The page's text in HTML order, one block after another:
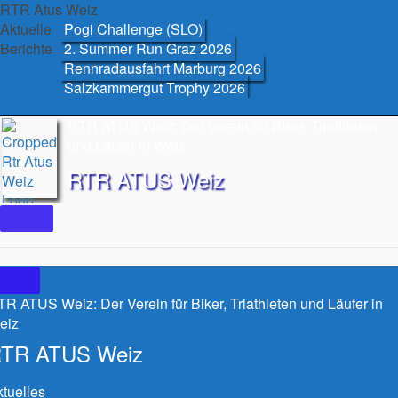
Skip
to
content
RTR Atus Weiz
Aktuelle
Berichte
Pogi Challenge (SLO)
2. Summer Run Graz 2026
Rennradausfahrt Marburg 2026
Salzkammergut Trophy 2026
RTR ATUS Weiz
ATUS Weiz: Der Verein für Biker, Triathleten und Läufer in
ATUS Weiz